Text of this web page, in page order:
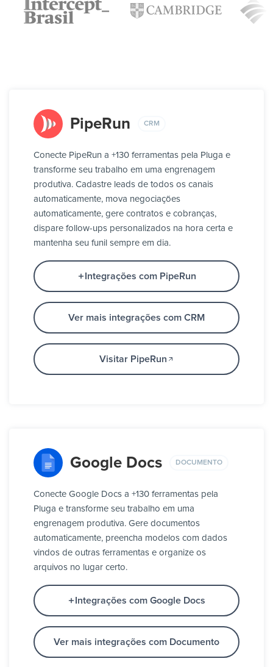
PipeRun CRM
Conecte PipeRun a +130 ferramentas pela Pluga e
transforme seu trabalho em uma engrenagem
produtiva. Cadastre leads de todos os canais
automaticamente, mova negociações
automaticamente, gere contratos e cobranças,
dispare follow-ups personalizados na hora certa e
mantenha seu funil sempre em dia.
Integrações com PipeRun
Ver mais integrações com CRM
Visitar PipeRun
Google Docs DOCUMENTO
Conecte Google Docs a +130 ferramentas pela
Pluga e transforme seu trabalho em uma
engrenagem produtiva. Gere documentos
automaticamente, preencha modelos com dados
vindos de outras ferramentas e organize os
arquivos no lugar certo.
Integrações com Google Docs
Ver mais integrações com Documento